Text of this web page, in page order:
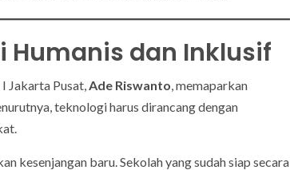
Humanis dan Inklusif
Jakarta Pusat, Ade Riswanto , memaparkan
teknologi harus dirancang dengan
kesenjangan baru. Sekolah yang sudah siap secara